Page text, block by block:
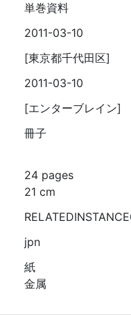
単巻資料
2011-03-10
[東京都千代田区]
2011-03-10
[エンターブレイン]
冊子
24 pages
21 cm
jpn
紙
金属